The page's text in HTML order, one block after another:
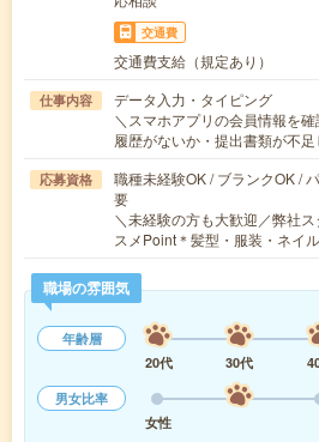
交通費
交通費支給（規定あり）
仕事内容
データ入力・タイピング
＼スマホアプリの会員情報を
履歴がないか・提出書類が不
応募資格
職種未経験OK / ブランクOK /
要
＼未経験の方も大歓迎／弊社
スメPoint＊髪型・服装・ネイ
職場の雰囲気
年齢層
20代
30代
男女比率
女性